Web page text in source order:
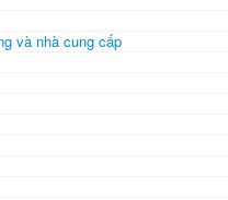
và nhà cung cấp